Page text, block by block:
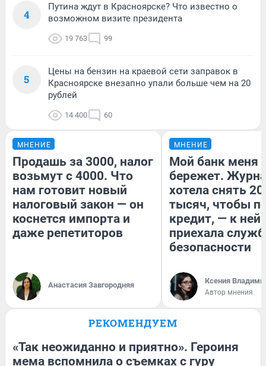
4
Путина ждут в Красноярске? Что известно о
возможном визите президента
19 763 99
5
Цены на бензин на краевой сети заправок в
Красноярске внезапно упали больше чем на 20
рублей
14 400 60
МНЕНИЕ
Продашь за 3000, налог
возьмут с 4000. Что
нам готовит новый
налоговый закон — он
коснется импорта и
даже репетиторов
Анастасия Завгородняя
МНЕНИЕ
Мой банк меня
бережет.
хотела снять
тысяч, чтобы
кредит, — к
приехала
безопасности
Ксения
Автор мнения
РЕКОМЕНДУЕМ
«Так неожиданно и приятно». Героиня
мема вспомнила о съемках с гуру